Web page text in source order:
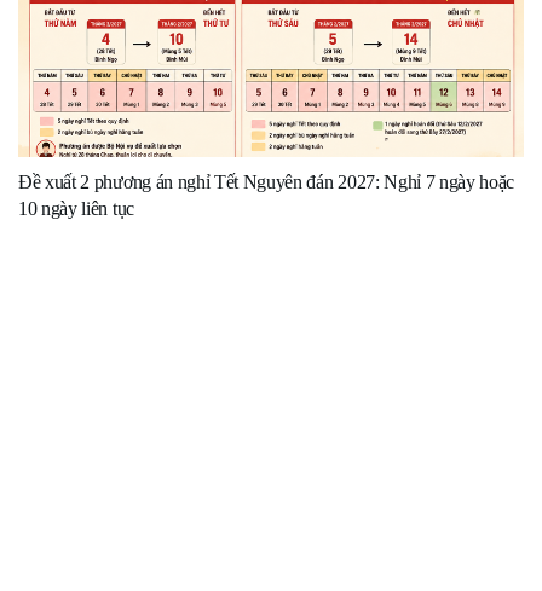
Đề xuất 2 phương án nghỉ Tết Nguyên đán 2027: Nghỉ 7 ngày hoặc
10 ngày liên tục